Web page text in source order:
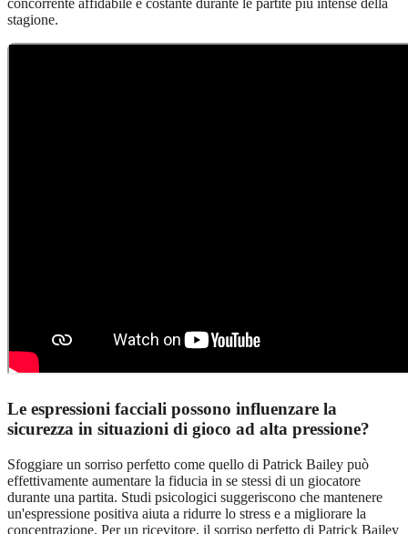
concorrente affidabile e costante durante le partite più intense della
stagione.
Le espressioni facciali possono influenzare la
sicurezza in situazioni di gioco ad alta pressione?
Sfoggiare un sorriso perfetto come quello di Patrick Bailey può
effettivamente aumentare la fiducia in se stessi di un giocatore
durante una partita. Studi psicologici suggeriscono che mantenere
un'espressione positiva aiuta a ridurre lo stress e a migliorare la
concentrazione. Per un ricevitore, il sorriso perfetto di Patrick Bailey